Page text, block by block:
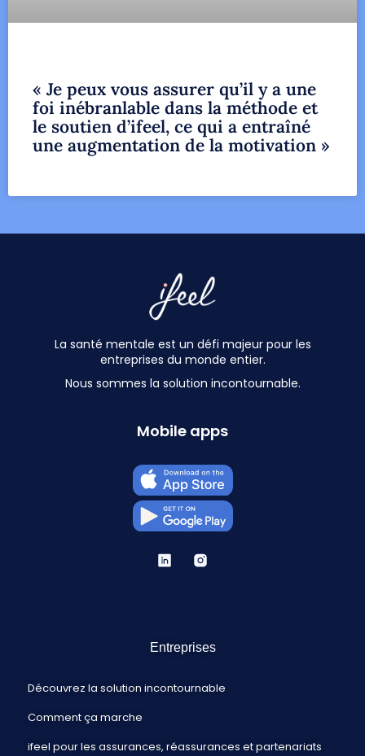
« Je peux vous assurer qu’il y a une
foi inébranlable dans la méthode et
le soutien d’ifeel, ce qui a entraîné
une augmentation de la motivation »
La santé mentale est un défi majeur pour les
entreprises du monde entier.
Nous sommes la solution incontournable.
Mobile apps
Entreprises
Découvrez la solution incontournable
Comment ça marche
ifeel pour les assurances, réassurances et partenariats